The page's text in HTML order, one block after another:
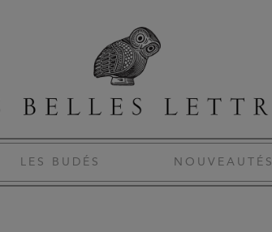
LES BUDÉS NOUVEAUTÉS